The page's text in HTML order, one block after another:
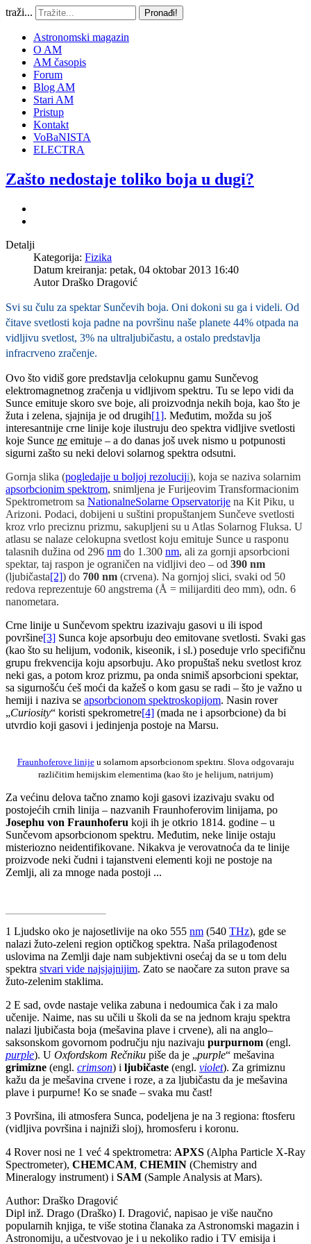
traži... Pronađi!
Astronomski magazin
O AM
AM časopis
Forum
Blog AM
Stari AM
Pristup
Kontakt
VoBaNISTA
ELECTRA
Zašto nedostaje toliko boja u dugi?
Detalji
Kategorija: Fizika
Datum kreiranja: petak, 04 oktobar 2013 16:40
AutorDraško Dragović
Svi su čulu za spektar Sunčevih boja. Oni dokoni su ga i videli. Od
čitave svetlosti koja padne na površinu naše planete 44% otpada na
vidljivu svetlost, 3% na ultraljubičastu, a ostalo predstavlja
infracrveno zračenje.
Ovo što vidiš gore predstavlja celokupnu gamu Sunčevog
elektromagnetnog zračenja u vidljivom spektru. Tu se lepo vidi da
Sunce emituje skoro sve boje, ali proizvodnja nekih boja, kao što je
žuta i zelena, sjajnija je od drugih[1]. Međutim, možda su još
interesantnije crne linije koje ilustruju deo spektra vidljive svetlosti
koje Sunce ne emituje – a do danas još uvek nismo u potpunosti
sigurni zašto su neki delovi solarnog spektra odsutni.
Gornja slika (pogledajje u boljoj rezoluciji), koja se naziva solarnim
apsorbcionim spektrom, snimljena je Furijeovim Transformacionim
Spektrometrom sa NationalneSolarne Opservatorije na Kit Piku, u
Arizoni. Podaci, dobijeni u suštini propuštanjem Sunčeve svetlosti
kroz vrlo preciznu prizmu, sakupljeni su u Atlas Solarnog Fluksa. U
atlasu se nalaze celokupna svetlost koju emituje Sunce u rasponu
talasnih dužina od 296 nm do 1.300 nm, ali za gornji apsorbcioni
spektar, taj raspon je ograničen na vidljivi deo – od 390 nm
(ljubičasta[2]) do 700 nm (crvena). Na gornjoj slici, svaki od 50
redova reprezentuje 60 angstrema (Å = milijarditi deo mm), odn. 6
nanometara.
Crne linije u Sunčevom spektru izazivaju gasovi u ili ispod
površine[3] Sunca koje apsorbuju deo emitovane svetlosti. Svaki gas
(kao što su helijum, vodonik, kiseonik, i sl.) poseduje vrlo specifičnu
grupu frekvencija koju apsorbuju. Ako propuštaš neku svetlost kroz
neki gas, a potom kroz prizmu, pa onda snimiš apsorbcioni spektar,
sa sigurnošću ćeš moći da kažeš o kom gasu se radi – što je važno u
hemiji i naziva se apsorbcionom spektroskopijom. Nasin rover
„Curiosity“ koristi spekrometre[4] (mada ne i apsorbcione) da bi
utvrdio koji gasovi i jedinjenja postoje na Marsu.
Fraunhoferove linijeu solarnom apsorbcionom spektru. Slova odgovaraju
različitim hemijskim elementima (kao što je helijum, natrijum)
Za većinu delova tačno znamo koji gasovi izazivaju svaku od
postojećih crnih linija – nazvanih Fraunhoferovim linijama, po
Josephu von Fraunhoferu koji ih je otkrio 1814. godine – u
Sunčevom apsorbcionom spektru. Međutim, neke linije ostaju
misteriozno neidentifikovane. Nikakva je verovatnoća da te linije
proizvode neki čudni i tajanstveni elementi koji ne postoje na
Zemlji, ali za mnoge nada postoji ...
1 Ljudsko oko je najosetlivije na oko 555 nm (540 THz), gde se
nalazi žuto-zeleni region optičkog spektra. Naša prilagođenost
uslovima na Zemlji daje nam subjektivni osećaj da se u tom delu
spektra stvari vide najsjajnijim. Zato se naočare za suton prave sa
žuto-zelenim staklima.
2 E sad, ovde nastaje velika zabuna i nedoumica čak i za malo
učenije. Naime, nas su učili u školi da se na jednom kraju spektra
nalazi ljubičasta boja (mešavina plave i crvene), ali na anglo–
saksonskom govornom području nju nazivaju purpurnom (engl.
purple). U Oxfordskom Rečniku piše da je „purple“ mešavina
grimizne (engl. crimson) i ljubičaste (engl. violet). Za grimiznu
kažu da je mešavina crvene i roze, a za ljubičastu da je mešavina
plave i purpurne! Ko se snađe – svaka mu čast!
3 Površina, ili atmosfera Sunca, podeljena je na 3 regiona: ftosferu
(vidljiva površina i najniži sloj), hromosferu i koronu.
4 Rover nosi ne 1 već 4 spektrometra: APXS (Alpha Particle X-Ray
Spectrometer), CHEMCAM, CHEMIN (Chemistry and
Mineralogy instrument) i SAM (Sample Analysis at Mars).
Author: Draško Dragović
Dipl inž. Drago (Draško) I. Dragović, napisao je više naučno
popularnih knjiga, te više stotina članaka za Astronomski magazin i
Astronomiju, a učestvovao je i u nekoliko radio i TV emisija i